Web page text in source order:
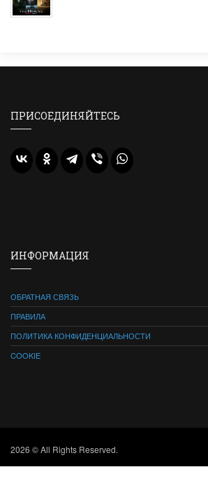
ПРИСОЕДИНЯЙТЕСЬ
ИНФОРМАЦИЯ
ОБРАТНАЯ СВЯЗЬ
ПРАВИЛА
ПОЛИТИКА КОНФИДЕНЦИАЛЬНОСТИ
COOKIE
2026 © All Rights Reserved.